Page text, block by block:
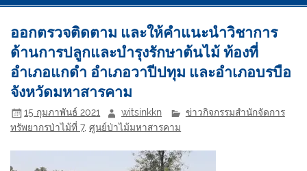
ออกตรวจติดตาม และให้คำแนะนำวิชาการ
ด้านการปลูกและบำรุงรักษาต้นไม้ ท้องที่
อำเภอแกดำ อำเภอวาปีปทุม และอำเภอบรบือ
จังหวัดมหาสารคาม
15 กุมภาพันธ์ 2021 witsinkkn
ข่าวกิจกรรมสำนักจัดการ
ทรัพยากรป่าไม้ที่ 7,ศูนย์ป่าไม้มหาสารคาม